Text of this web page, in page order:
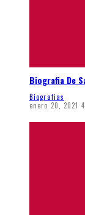
Biografia De
Biografias
enero 20, 2021